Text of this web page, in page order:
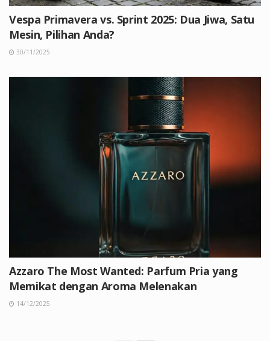
Vespa Primavera vs. Sprint 2025: Dua Jiwa, Satu
Mesin, Pilihan Anda?
30/11/2025
Azzaro The Most Wanted: Parfum Pria yang
Memikat dengan Aroma Melenakan
14/12/2025